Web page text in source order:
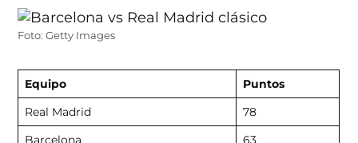
Foto: Getty Images
Equipo
Puntos
Real Madrid
78
Barcelona
63